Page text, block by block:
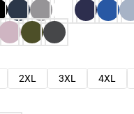
2XL 3XL 4XL